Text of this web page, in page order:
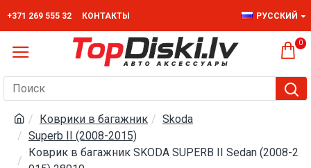
+371 269 555 32 КОНТАКТЫ РУССКИЙ
0
Коврики в багажник
Skoda
Superb II (2008-2015)
Коврик в багажник SKODA SUPERB II Sedan (2008-2